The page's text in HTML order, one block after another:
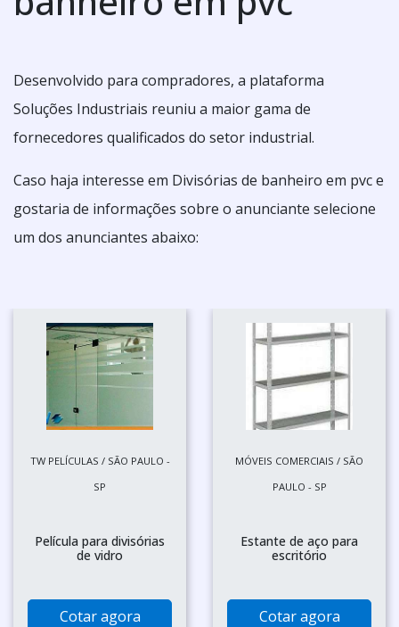
Desenvolvido para compradores, a plataforma
Soluções Industriais reuniu a maior gama de
fornecedores qualificados do setor industrial.
Caso haja interesse em Divisórias de banheiro em pvc e
gostaria de informações sobre o anunciante selecione
um dos anunciantes abaixo:
TW PELÍCULAS / SÃO PAULO -
SP
Película para divisórias
de vidro
Cotar agora
MÓVEIS COMERCIAIS / SÃO
PAULO - SP
Estante de aço para
escritório
Cotar agora